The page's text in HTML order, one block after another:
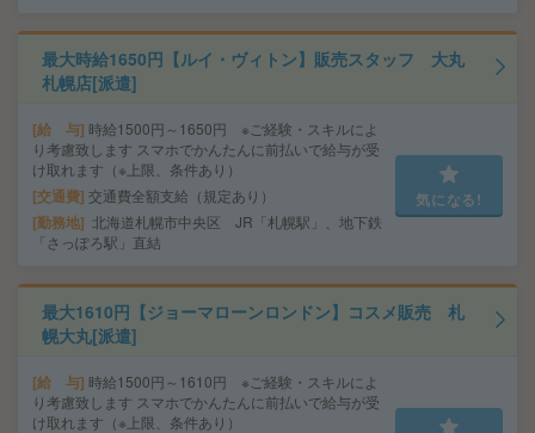
最大時給1650円【ルイ・ヴィトン】販売スタッフ 大丸
札幌店[派遣]
給 与 時給1500円～1650円 ※ご経験・スキルによ
り考慮致します スマホでかんたんに前払いで給与が受
け取れます（※上限、条件あり）
交通費 交通費全額支給（規定あり）
勤務地
北海道札幌市中央区 JR「札幌駅」、地下鉄
「さっぽろ駅」直結
気になる!
最大1610円【ジョーマローンロンドン】コスメ販売 札
幌大丸[派遣]
給 与 時給1500円～1610円 ※ご経験・スキルによ
り考慮致します スマホでかんたんに前払いで給与が受
け取れます（※上限、条件あり）